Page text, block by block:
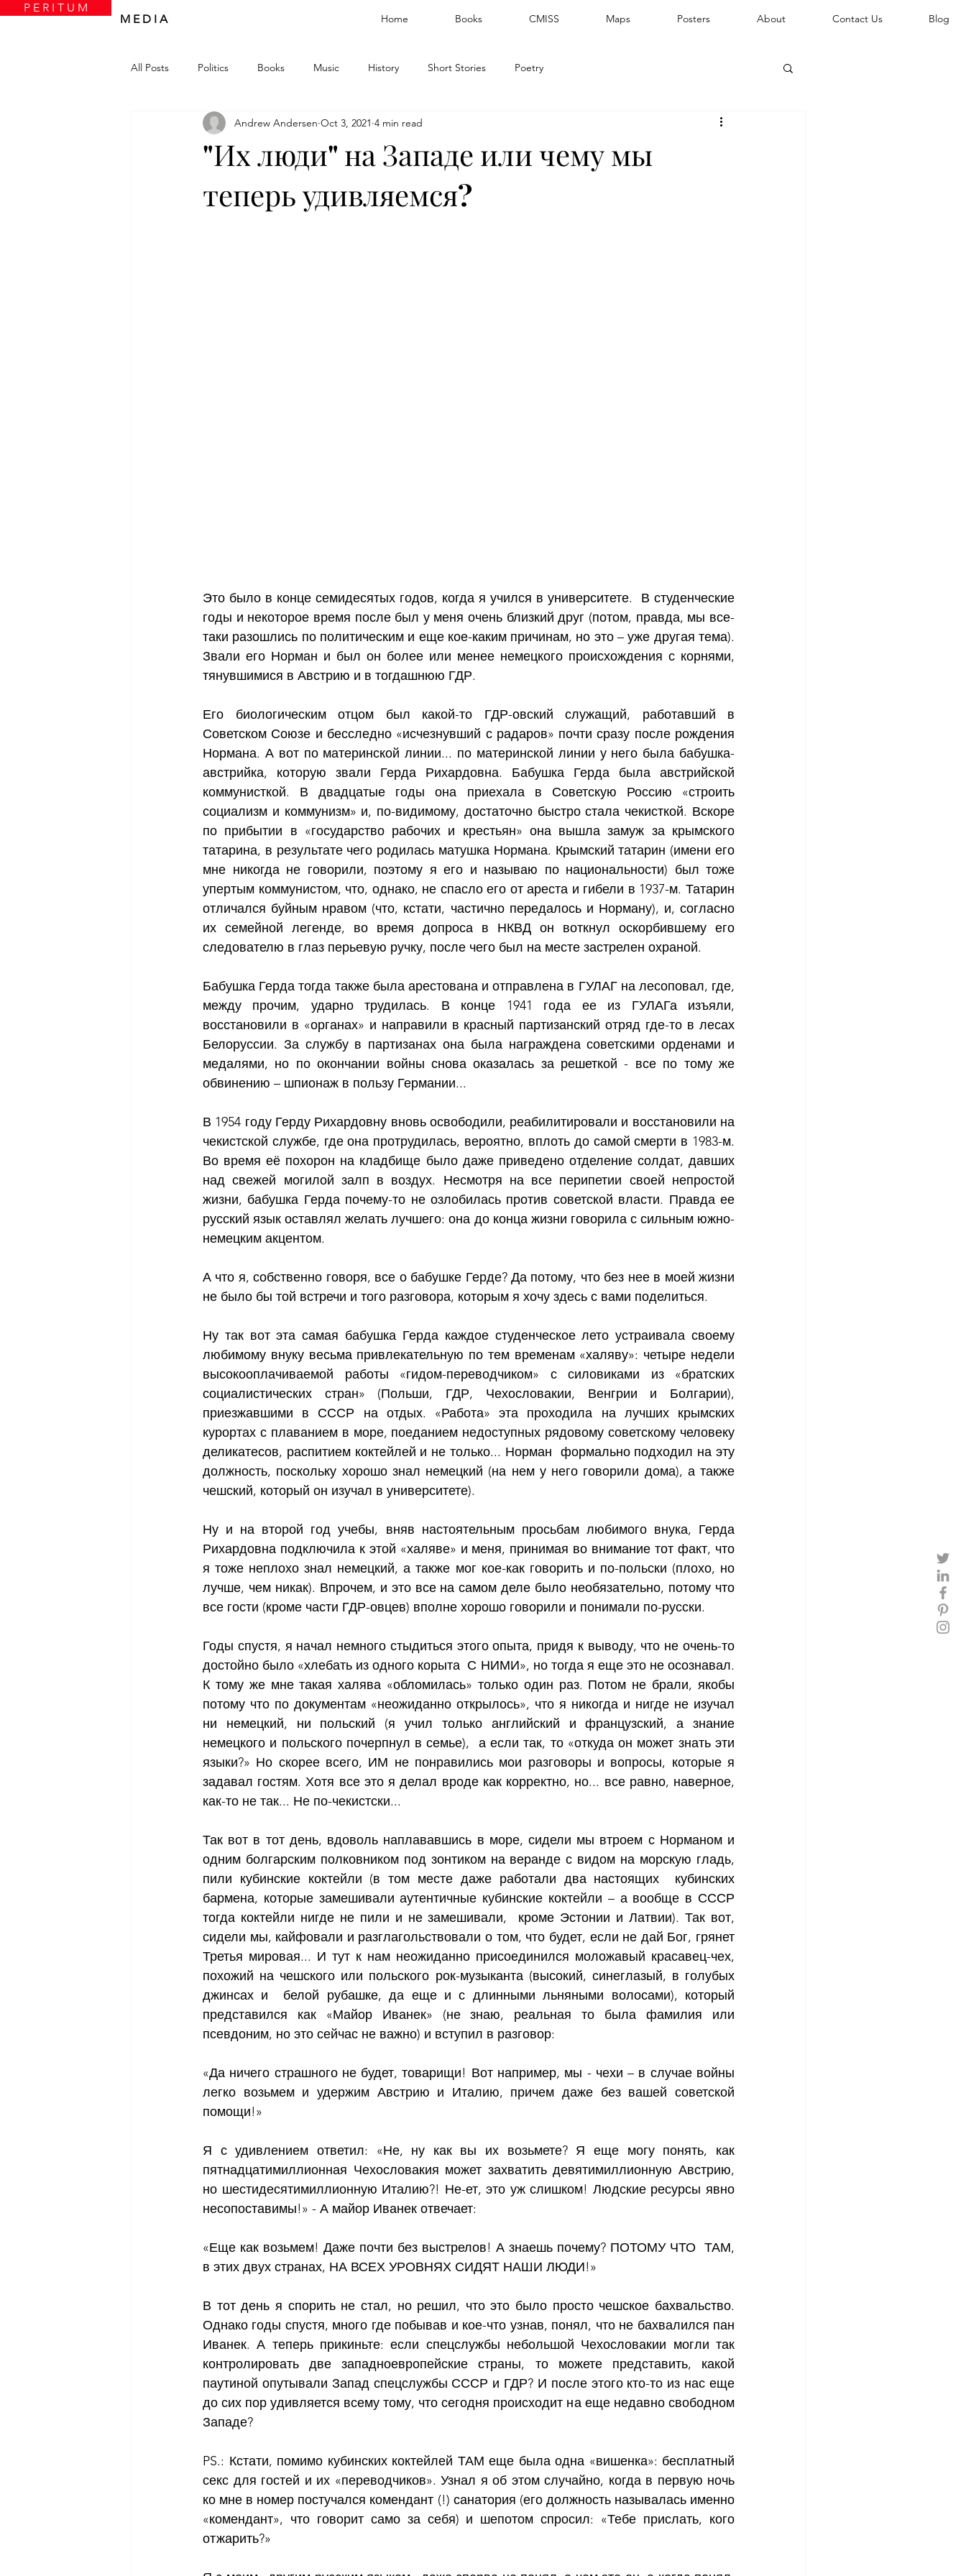
P E R I T U M
M E D I A
Home Books CMISS Maps Posters About Contact Us Blog
All Posts Politics Books Music History Short Stories Poetry
"Их люди" на Западе или чему мы
теперь удивляемся?
Andrew Andersen Oct 3, 2021 4 min read
Это было в конце семидесятых годов, когда я учился в университете.  В студенческие
годы и некоторое время после был у меня очень близкий друг (потом, правда, мы все-
таки разошлись по политическим и еще кое-каким причинам, но это – уже другая тема).
Звали его Норман и был он более или менее немецкого происхождения с корнями,
тянувшимися в Австрию и в тогдашнюю ГДР.
Его биологическим отцом был какой-то ГДР-овский служащий, работавший в
Советском Союзе и бесследно «исчезнувший с радаров» почти сразу после рождения
Нормана. А вот по материнской линии... по материнской линии у него была бабушка-
австрийка, которую звали Герда Рихардовна. Бабушка Герда была австрийской
коммунисткой. В двадцатые годы она приехала в Советскую Россию «строить
социализм и коммунизм» и, по-видимому, достаточно быстро стала чекисткой. Вскоре
по прибытии в «государство рабочих и крестьян» она вышла замуж за крымского
татарина, в результате чего родилась матушка Нормана. Крымский татарин (имени его
мне никогда не говорили, поэтому я его и называю по национальности) был тоже
упертым коммунистом, что, однако, не спасло его от ареста и гибели в 1937-м. Татарин
отличался буйным нравом (что, кстати, частично передалось и Норману), и, согласно
их семейной легенде, во время допроса в НКВД он воткнул оскорбившему его
следователю в глаз перьевую ручку, после чего был на месте застрелен охраной.
Бабушка Герда тогда также была арестована и отправлена в ГУЛАГ на лесоповал, где,
между прочим, ударно трудилась. В конце 1941 года ее из ГУЛАГа изъяли,
восстановили в «органах» и направили в красный партизанский отряд где-то в лесах
Белоруссии. За службу в партизанах она была награждена советскими орденами и
медалями, но по окончании войны снова оказалась за решеткой - все по тому же
обвинению – шпионаж в пользу Германии...
В 1954 году Герду Рихардовну вновь освободили, реабилитировали и восстановили на
чекистской службе, где она протрудилась, вероятно, вплоть до самой смерти в 1983-м.
Во время её похорон на кладбище было даже приведено отделение солдат, давших
над свежей могилой залп в воздух. Несмотря на все перипетии своей непростой
жизни, бабушка Герда почему-то не озлобилась против советской власти. Правда ее
русский язык оставлял желать лучшего: она до конца жизни говорила с сильным южно-
немецким акцентом.
А что я, собственно говоря, все о бабушке Герде? Да потому, что без нее в моей жизни
не было бы той встречи и того разговора, которым я хочу здесь с вами поделиться.
Ну так вот эта самая бабушка Герда каждое студенческое лето устраивала своему
любимому внуку весьма привлекательную по тем временам «халяву»: четыре недели
высокооплачиваемой работы «гидом-переводчиком» с силовиками из «братских
социалистических стран» (Польши, ГДР, Чехословакии, Венгрии и Болгарии),
приезжавшими в СССР на отдых. «Работа» эта проходила на лучших крымских
курортах с плаванием в море, поеданием недоступных рядовому советскому человеку
деликатесов, распитием коктейлей и не только... Норман  формально подходил на эту
должность, поскольку хорошо знал немецкий (на нем у него говорили дома), а также
чешский, который он изучал в университете).
Ну и на второй год учебы, вняв настоятельным просьбам любимого внука, Герда
Рихардовна подключила к этой «халяве» и меня, принимая во внимание тот факт, что
я тоже неплохо знал немецкий, а также мог кое-как говорить и по-польски (плохо, но
лучше, чем никак). Впрочем, и это все на самом деле было необязательно, потому что
все гости (кроме части ГДР-овцев) вполне хорошо говорили и понимали по-русски.
Годы спустя, я начал немного стыдиться этого опыта, придя к выводу, что не очень-то
достойно было «хлебать из одного корыта  С НИМИ», но тогда я еще это не осознавал.
К тому же мне такая халява «обломилась» только один раз. Потом не брали, якобы
потому что по документам «неожиданно открылось», что я никогда и нигде не изучал
ни немецкий, ни польский (я учил только английский и французский, а знание
немецкого и польского почерпнул в семье),  а если так, то «откуда он может знать эти
языки?» Но скорее всего, ИМ не понравились мои разговоры и вопросы, которые я
задавал гостям. Хотя все это я делал вроде как корректно, но... все равно, наверное,
как-то не так... Не по-чекистски...
Так вот в тот день, вдоволь наплававшись в море, сидели мы втроем с Норманом и
одним болгарским полковником под зонтиком на веранде с видом на морскую гладь,
пили кубинские коктейли (в том месте даже работали два настоящих  кубинских
бармена, которые замешивали аутентичные кубинские коктейли – а вообще в СССР
тогда коктейли нигде не пили и не замешивали,  кроме Эстонии и Латвии). Так вот,
сидели мы, кайфовали и разглагольствовали о том, что будет, если не дай Бог, грянет
Третья мировая... И тут к нам неожиданно присоединился моложавый красавец-чех,
похожий на чешского или польского рок-музыканта (высокий, синеглазый, в голубых
джинсах и  белой рубашке, да еще и с длинными льняными волосами), который
представился как «Майор Иванек» (не знаю, реальная то была фамилия или
псевдоним, но это сейчас не важно) и вступил в разговор:
«Да ничего страшного не будет, товарищи! Вот например, мы - чехи – в случае войны
легко возьмем и удержим Австрию и Италию, причем даже без вашей советской
помощи!»
Я с удивлением ответил: «Не, ну как вы их возьмете? Я еще могу понять, как
пятнадцатимиллионная Чехословакия может захватить девятимиллионную Австрию,
но шестидесятимиллионную Италию?! Не-ет, это уж слишком! Людские ресурсы явно
несопоставимы!» - А майор Иванек отвечает:
«Еще как возьмем! Даже почти без выстрелов! А знаешь почему? ПОТОМУ ЧТО  ТАМ,
в этих двух странах, НА ВСЕХ УРОВНЯХ СИДЯТ НАШИ ЛЮДИ!»
В тот день я спорить не стал, но решил, что это было просто чешское бахвальство.
Однако годы спустя, много где побывав и кое-что узнав, понял, что не бахвалился пан
Иванек. А теперь прикиньте: если спецслужбы небольшой Чехословакии могли так
контролировать две западноевропейские страны, то можете представить, какой
паутиной опутывали Запад спецслужбы СССР и ГДР? И после этого кто-то из нас еще
до сих пор удивляется всему тому, что сегодня происходит на еще недавно свободном
Западе?
PS.: Кстати, помимо кубинских коктейлей ТАМ еще была одна «вишенка»: бесплатный
секс для гостей и их «переводчиков». Узнал я об этом случайно, когда в первую ночь
ко мне в номер постучался комендант (!) санатория (его должность называлась именно
«комендант», что говорит само за себя) и шепотом спросил: «Тебе прислать, кого
отжарить?»